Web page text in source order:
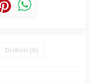
Diskusi (0)